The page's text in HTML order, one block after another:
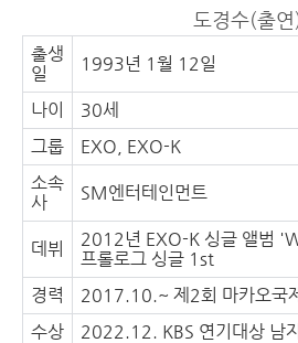
도경수(출연
출생
일
1993년 1월 12일
나이
30세
그룹
EXO, EXO-K
소속
사
SM엔터테인먼트
데뷔
2012년 EXO-K 싱글 앨범
프롤로그 싱글 1st
경력
2017.10.~ 제2회 마카오국
수상
2022.12. KBS 연기대상 남